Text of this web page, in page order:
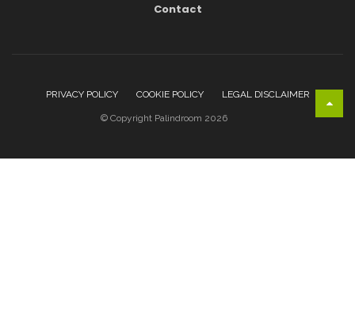
Contact
PRIVACY POLICY COOKIE POLICY LEGAL DISCLAIMER
© Copyright Palindroom 2026